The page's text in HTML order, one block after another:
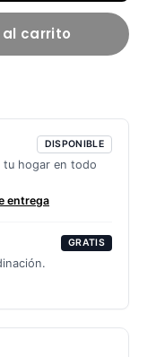
es:
carrito
DISPONIBLE
tu hogar en todo
entrega
GRATIS